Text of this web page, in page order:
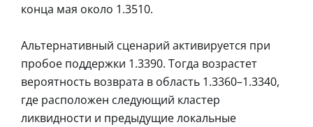
конца мая около 1.3510.
Альтернативный сценарий активируется при
пробое поддержки 1.3390. Тогда возрастет
вероятность возврата в область 1.3360–1.3340,
где расположен следующий кластер
ликвидности и предыдущие локальные